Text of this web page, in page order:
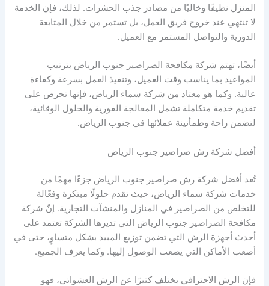
المنزل نظيفًا وخاليًا من مصادر جذب الحشرات. لذلك، فإن الخدمة
لا تنتهي عند خروج فريق العمل، بل تستمر من خلال المتابعة
الدورية والتواصل المستمر مع العميل.
أيضًا، تهتم شركة مكافحة الصراصير جنوب الرياض بترتيب
المواعيد بما يناسب وقت العميل، وتنفيذ العمل بسرعة وكفاءة
عالية. وكما هو معتاد من شركة سماء الرياض، فإنها تحرص على
تقديم خدمة متكاملة تشمل المعالجة الفورية والحلول الوقائية،
لتضمن راحة وطمأنينة عملائها في جنوب الرياض.
أفضل شركة رش صراصير جنوب الرياض
تُعد أفضل شركة رش صراصير جنوب الرياض جزءًا مهمًا من
خدمات شركة سماء الرياض، حيث تقدم حلولًا مبتكرة وفعّالة
للتخلص من الصراصير في المنازل والمنشآت التجارية. إنّ شركة
مكافحة الصراصير جنوب الرياض التي تديرها الشركة تعتمد على
أحدث أجهزة الرش التي تضمن توزيع المبيد بشكل متساوٍ، حتى في
أصعب الأماكن التي يصعب الوصول إليها. وكما يعرف الجميع.
فإن الرش الاحترافي يختلف كثيرًا عن الرش العشوائي، فهو